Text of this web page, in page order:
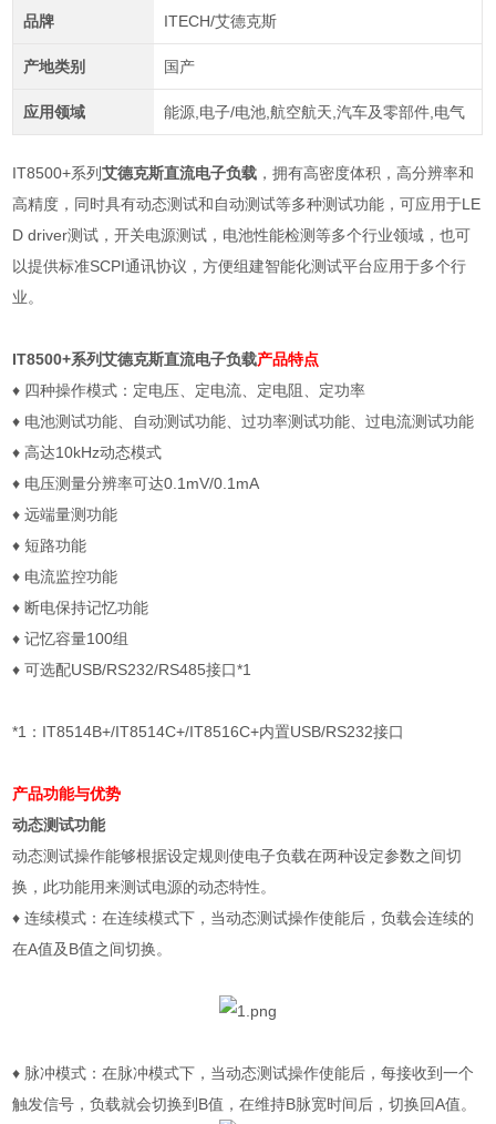
品牌 ITECH/艾德克斯
产地类别 国产
应用领域 能源,电子/电池,航空航天,汽车及零部件,电气
IT8500+系列艾德克斯直流电子负载 ，拥有高密度体积，高分辨率和
高精度，同时具有动态测试和自动测试等多种测试功能，可应用于LE
D driver测试，开关电源测试，电池性能检测等多个行业领域，也可
以提供标准SCPI通讯协议，方便组建智能化测试平台应用于多个行
业。
IT8500+系列艾德克斯直流电子负载产品特点
♦ 四种操作模式：定电压、定电流、定电阻、定功率
♦ 电池测试功能、自动测试功能、过功率测试功能、过电流测试功能
♦ 高达10kHz动态模式
♦ 电压测量分辨率可达0.1mV/0.1mA
♦ 远端量测功能
♦ 短路功能
♦ 电流监控功能
♦ 断电保持记忆功能
♦ 记忆容量100组
♦ 可选配USB/RS232/RS485接口*1
*1 ： IT8514B+/IT8514C+/IT8516C+内置USB/RS232接口
产品功能与优势
动态测试功能
动态测试操作能够根据设定规则使电子负载在两种设定参数之间切
换，此功能用来测试电源的动态特性。
♦ 连续模式：在连续模式下，当动态测试操作使能后，负载会连续的
在A值及B值之间切换。
♦ 脉冲模式：在脉冲模式下，当动态测试操作使能后，每接收到一个
触发信号，负载就会切换到 B值，在维持B脉宽时间后，切换回A值。